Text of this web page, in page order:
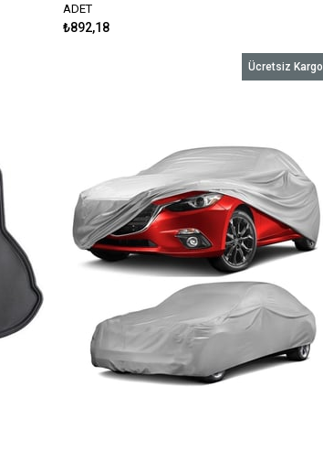
ADET
₺892,18
Ücretsiz Kargo